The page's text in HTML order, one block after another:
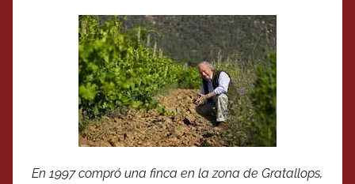
En 1997 compró una finca en la zona de Gratallops,